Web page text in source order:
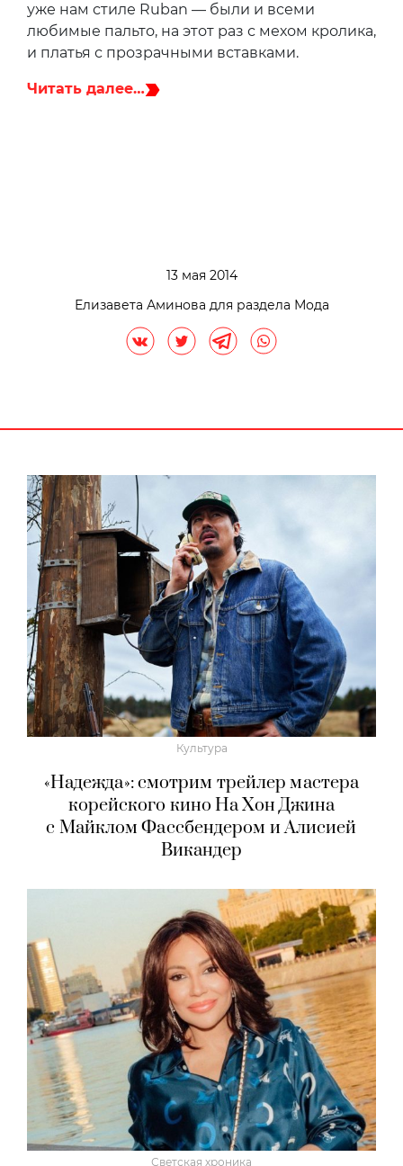
уже нам стиле Ruban — были и всеми
любимые пальто, на этот раз с мехом кролика,
и платья с прозрачными вставками.
Читать далее…
13 мая 2014
Елизавета Аминова для раздела Мода
Культура
«Надежда»: смотрим трейлер мастера
корейского кино На Хон Джина
с Майклом Фассбендером и Алисией
Викандер
Светская хроника